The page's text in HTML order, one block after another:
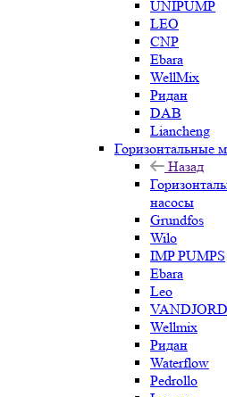
UNIPUMP
LEO
CNP
Ebara
WellMix
Ридан
DAB
Liancheng
Горизонтальные
Назад
насосы
Grundfos
Wilo
IMP PUMPS
Ebara
Leo
VANDJORD
Wellmix
Ридан
Waterflow
Pedrollo